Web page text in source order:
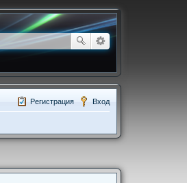
Вход
Регистрация